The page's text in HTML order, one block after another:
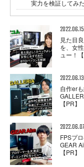
実力を検証してみ
2022.06.15
見た目
を、女
ュー！【
2022.06.13
自作er
【PR】
2022.06.07
FPSプ
GEAR
【PR】